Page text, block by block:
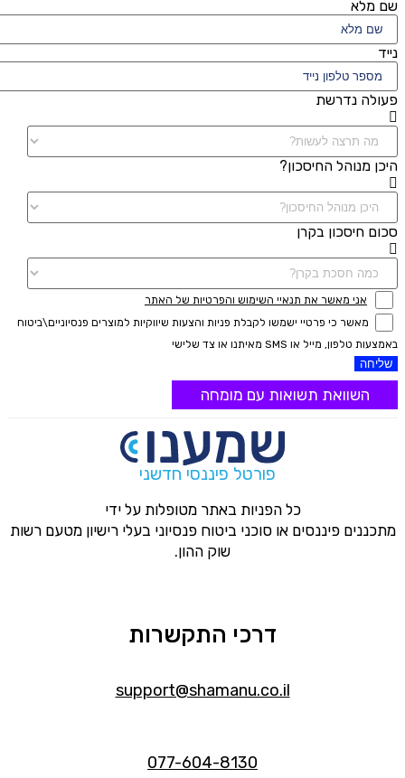
שם מלא
נייד
פעולה נדרשת
היכן מנוהל החיסכון?
סכום חיסכון בקרן
אני מאשר את תנאיי השימוש והפרטיות של האתר
מאשר כי פרטיי ישמשו לקבלת פניות והצעות שיווקיות למוצרים פנסיוניים\ביטוח
באמצעות טלפון, מייל או SMS מאיתנו או צד שלישי
שליחה
השוואת תשואות עם מומחה
פורטל פיננסי חדשני
כל הפניות באתר מטופלות על ידי
מתכננים פיננסים או סוכני ביטוח פנסיוני בעלי רישיון מטעם רשות
שוק ההון.
דרכי התקשרות
support@shamanu.co.il
077-604-8130